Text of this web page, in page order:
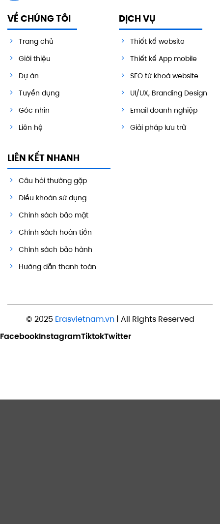
VỀ CHÚNG TÔI
Trang chủ
Giới thiệu
Dự án
Tuyển dụng
Góc nhìn
Liên hệ
DỊCH VỤ
Thiết kế website
Thiết kế App mobile
SEO từ khoá website
UI/UX, Branding Design
Email doanh nghiệp
Giải pháp lưu trữ
LIÊN KẾT NHANH
Câu hỏi thường gặp
Điều khoản sử dụng
Chính sách bảo mật
Chính sách hoàn tiền
Chính sách bảo hành
Hướng dẫn thanh toán
© 2025 Erasvietnam.vn| All Rights Reserved
FacebookInstagramTiktokTwitter